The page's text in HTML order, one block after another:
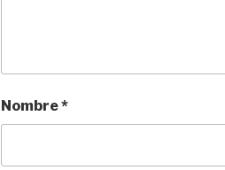
Nombre*